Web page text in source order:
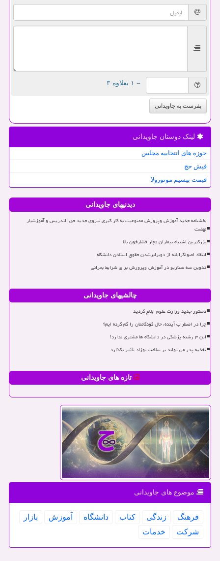
= ۱ بعلاوه ۳
بفرست به جاویدانی
لینک دوستان جاویدانی
حوزه های انتخابیه مجلس
فیش حج
قیمت بیسیم موتورولا
دیدنیهای جاویدانی
بخشنامه جدید آموزش وپرورش ممنوعیت به کار گیری نیروی جدید حق التدریس و آموزشیار
نهضت
بزرگترین اشتباه بیماران دچار فشارخون بالا
انتقاد اصولگرایانه از دوبرابرشدن حقوق استادن دانشگاه
تدوین سه سناریو در آموزش وپرورش برای شرایط بحرانی
چالشیهای جاویدانی
دستور جدید وزارت علوم ابلاغ گردید
چرا در اضطراب آینده، حال کودکانمان را گم کرده ایم؟
این ۳ رشته پزشکی در دانشگاه ها مشتری ندارد!
تغذیه پدر می تواند بر سلامت نوزاد تأثیر بگذارد
تازه های جاویدانی
موضوع های جاویدانی
فرهنگ زندگی كتاب دانشگاه آموزش
بازار
شركت
خدمات